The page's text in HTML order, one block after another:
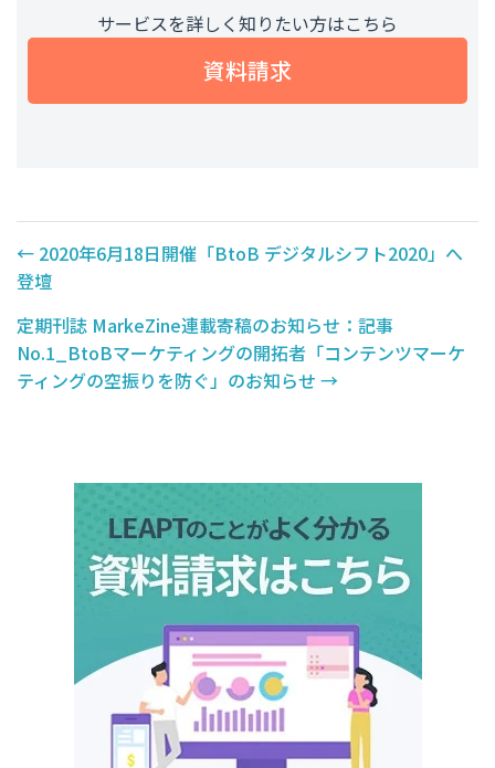
サービスを詳しく知りたい方はこちら
資料請求
← 2020年6月18日開催「BtoB デジタルシフト2020」へ
登壇
定期刊誌 MarkeZine連載寄稿のお知らせ：記事
No.1_BtoBマーケティングの開拓者「コンテンツマーケ
ティングの空振りを防ぐ」のお知らせ →